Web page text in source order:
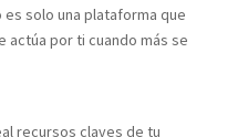
solo una plataforma que
actúa por ti cuando más se
recursos claves de tu